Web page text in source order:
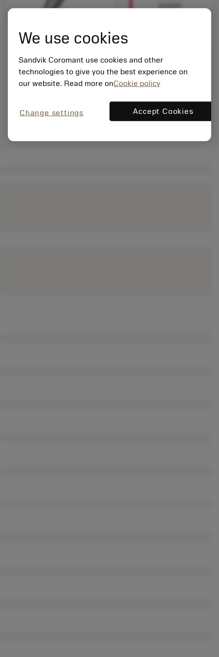
sisään
We use cookies
Sandvik Coromant use cookies and other
technologies to give you the best experience on
our website. Read more onCookie policy
Change settings Accept Cookies